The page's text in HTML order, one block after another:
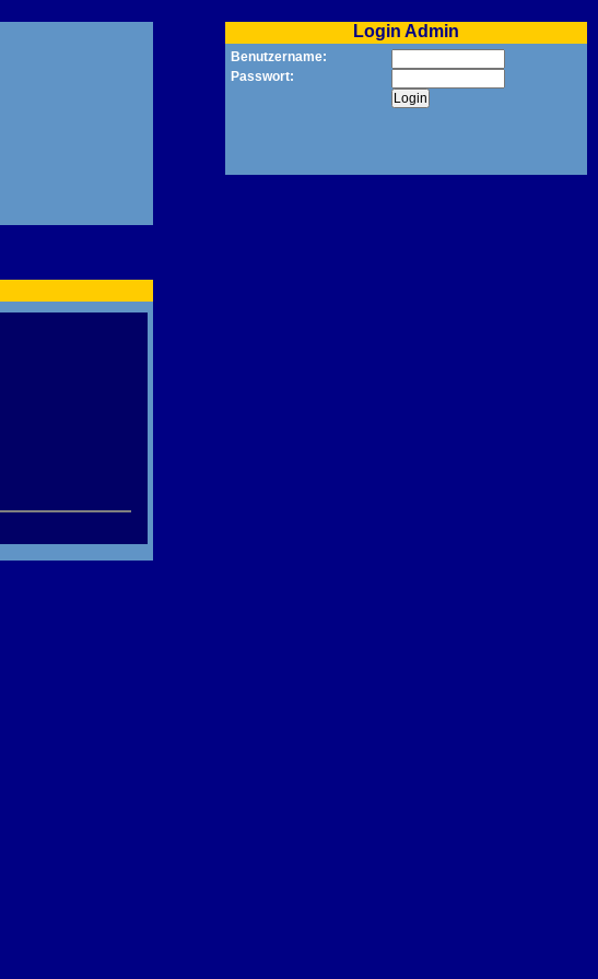
Login Admin
Benutzername:
Passwort: